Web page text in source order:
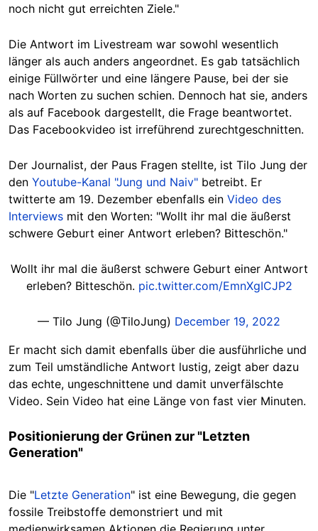
noch nicht gut erreichten Ziele."
Die Antwort im Livestream war sowohl wesentlich
länger als auch anders angeordnet. Es gab tatsächlich
einige Füllwörter und eine längere Pause, bei der sie
nach Worten zu suchen schien. Dennoch hat sie, anders
als auf Facebook dargestellt, die Frage beantwortet.
Das Facebookvideo ist irreführend zurechtgeschnitten.
Der Journalist, der Paus Fragen stellte, ist Tilo Jung der
den Youtube-Kanal "Jung und Naiv" betreibt. Er
twitterte am 19. Dezember ebenfalls ein Video des
Interviews mit den Worten: "Wollt ihr mal die äußerst
schwere Geburt einer Antwort erleben? Bitteschön."
Wollt ihr mal die äußerst schwere Geburt einer Antwort
erleben? Bitteschön. pic.twitter.com/EmnXgICJP2
— Tilo Jung (@TiloJung) December 19, 2022
Er macht sich damit ebenfalls über die ausführliche und
zum Teil umständliche Antwort lustig, zeigt aber dazu
das echte, ungeschnittene und damit unverfälschte
Video. Sein Video hat eine Länge von fast vier Minuten.
Positionierung der Grünen zur "Letzten
Generation"
Die "Letzte Generation" ist eine Bewegung, die gegen
fossile Treibstoffe demonstriert und mit